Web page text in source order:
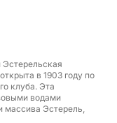
комфорт с
подходящих
видами
в 1903 году по
клуба. Эта
водами
массива Эстерель,